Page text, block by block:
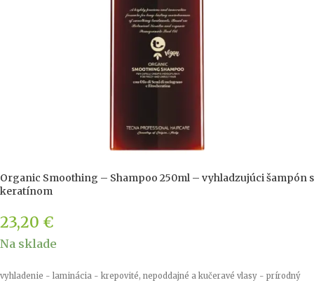
Organic Smoothing – Shampoo 250ml – vyhladzujúci šampón s
keratínom
23,20 €
Na sklade
vyhladenie - laminácia - krepovité, nepoddajné a kučeravé vlasy - prírodný